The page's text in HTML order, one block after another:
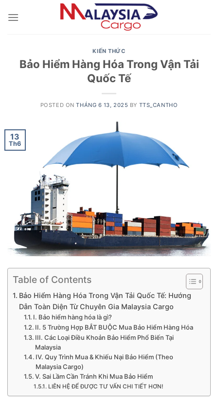
KIẾN THỨC
Bảo Hiểm Hàng Hóa Trong Vận Tải
Quốc Tế
POSTED ONTHÁNG 6 13, 2025 BY TTS_CANTHO
13
Th6
Table of Contents
Bảo Hiểm Hàng Hóa Trong Vận Tải Quốc Tế: Hướng
Dẫn Toàn Diện Từ Chuyên Gia Malaysia Cargo
I. Bảo hiểm hàng hóa là gì?
II. 5 Trường Hợp BẮT BUỘC Mua Bảo Hiểm Hàng Hóa
III. Các Loại Điều Khoản Bảo Hiểm Phổ Biến Tại
Malaysia
IV. Quy Trình Mua & Khiếu Nại Bảo Hiểm (Theo
Malaysia Cargo)
V. Sai Lầm Cần Tránh Khi Mua Bảo Hiểm
LIÊN HỆ ĐỂ ĐƯỢC TƯ VẤN CHI TIẾT HƠN!